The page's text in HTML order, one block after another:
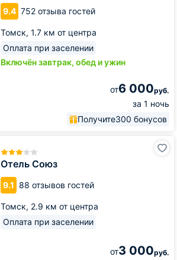
9.4 752 отзыва гостей
Томск, 1.7 км от центра
Оплата при заселении
Включён завтрак, обед и ужин
от6 000руб.
за 1 ночь
Получите300 бонусов
Отель Союз
9.1 88 отзывов гостей
Томск, 2.9 км от центра
Оплата при заселении
от3 000руб.